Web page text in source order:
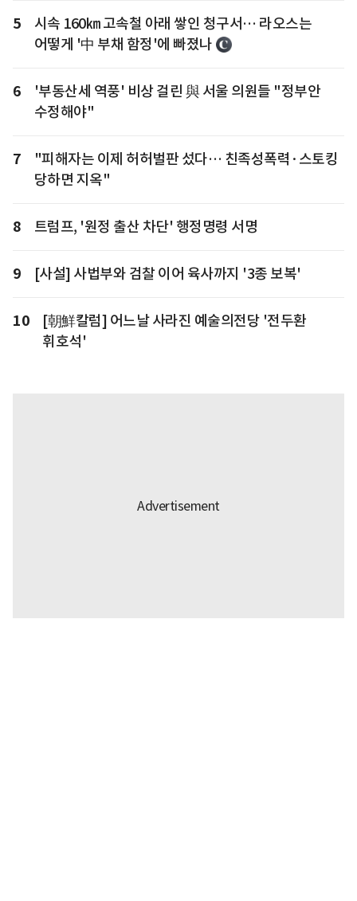
5
시속 160㎞ 고속철 아래 쌓인 청구서… 라오스는
어떻게 '中 부채 함정'에 빠졌나
6
'부동산세 역풍' 비상 걸린 與 서울 의원들 "정부안
수정해야"
7
"피해자는 이제 허허벌판 섰다… 친족성폭력·스토킹
당하면 지옥"
8 트럼프, '원정 출산 차단' 행정명령 서명
9 [사설] 사법부와 검찰 이어 육사까지 '3종 보복'
10
[朝鮮칼럼] 어느날 사라진 예술의전당 '전두환
휘호석'